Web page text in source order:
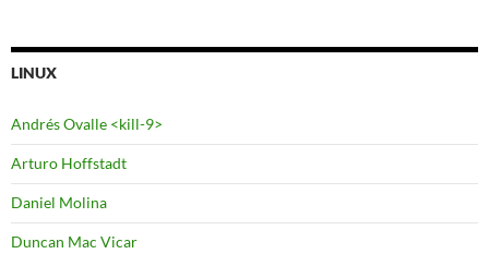
LINUX
Andrés Ovalle <kill-9>
Arturo Hoffstadt
Daniel Molina
Duncan Mac Vicar